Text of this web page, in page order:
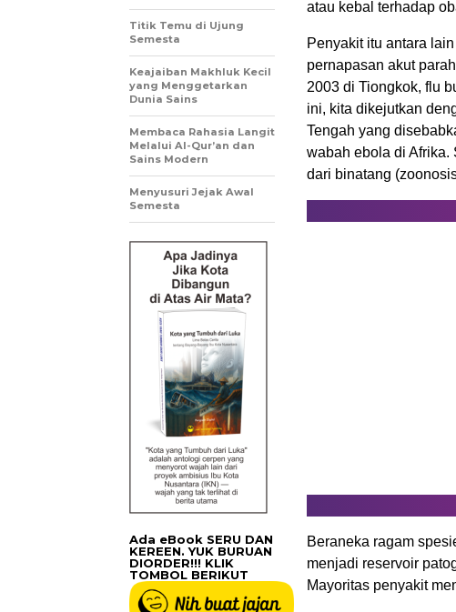
atau kebal terhadap
Penyakit itu antara
pernapasan akut
2003 di Tiongkok, flu
ini, kita dikejutkan
Tengah yang
wabah ebola di Afrika.
dari binatang
Beraneka ragam
menjadi reservoir
Mayoritas penyakit
Titik Temu di Ujung
Semesta
Keajaiban Makhluk Kecil
yang Menggetarkan
Dunia Sains
Membaca Rahasia Langit
Melalui Al-Qur’an dan
Sains Modern
Menyusuri Jejak Awal
Semesta
Ada eBook SERU DAN
KEREEN. YUK BURUAN
DIORDER!!! KLIK
TOMBOL BERIKUT